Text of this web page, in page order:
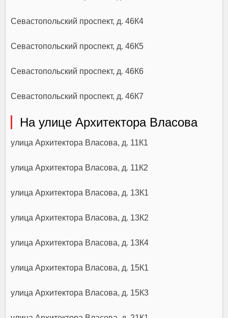
Севастопольский проспект, д. 46К4
Севастопольский проспект, д. 46К5
Севастопольский проспект, д. 46К6
Севастопольский проспект, д. 46К7
На улице Архитектора Власова
улица Архитектора Власова, д. 11К1
улица Архитектора Власова, д. 11К2
улица Архитектора Власова, д. 13К1
улица Архитектора Власова, д. 13К2
улица Архитектора Власова, д. 13К4
улица Архитектора Власова, д. 15К1
улица Архитектора Власова, д. 15К3